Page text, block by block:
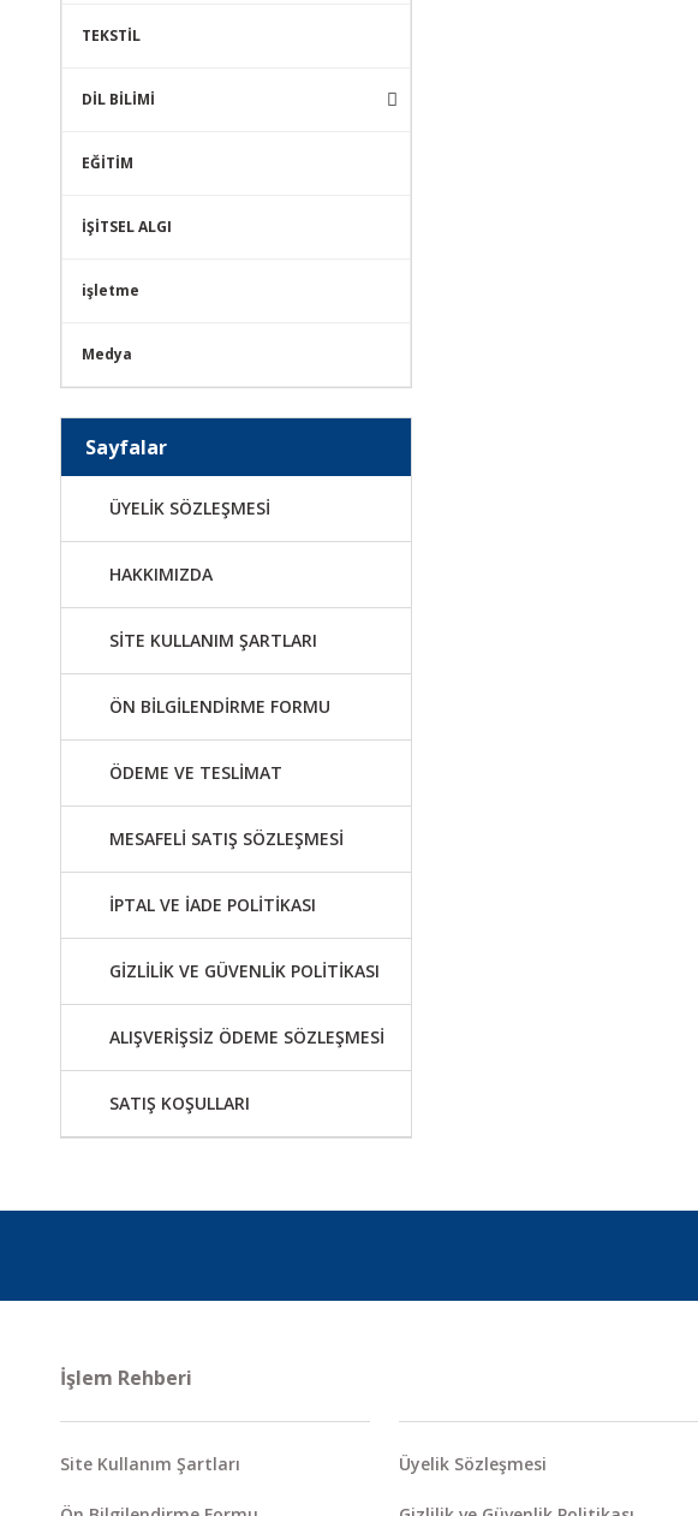
TEKSTİL
DİL BİLİMİ
EĞİTİM
İŞİTSEL ALGI
işletme
Medya
Sayfalar
ÜYELİK SÖZLEŞMESİ
HAKKIMIZDA
SİTE KULLANIM ŞARTLARI
ÖN BİLGİLENDİRME FORMU
ÖDEME VE TESLİMAT
MESAFELİ SATIŞ SÖZLEŞMESİ
İPTAL VE İADE POLİTİKASI
GİZLİLİK VE GÜVENLİK POLİTİKASI
ALIŞVERİŞSİZ ÖDEME SÖZLEŞMESİ
SATIŞ KOŞULLARI
İşlem Rehberi
Site Kullanım Şartları Üyelik Sözleşmesi